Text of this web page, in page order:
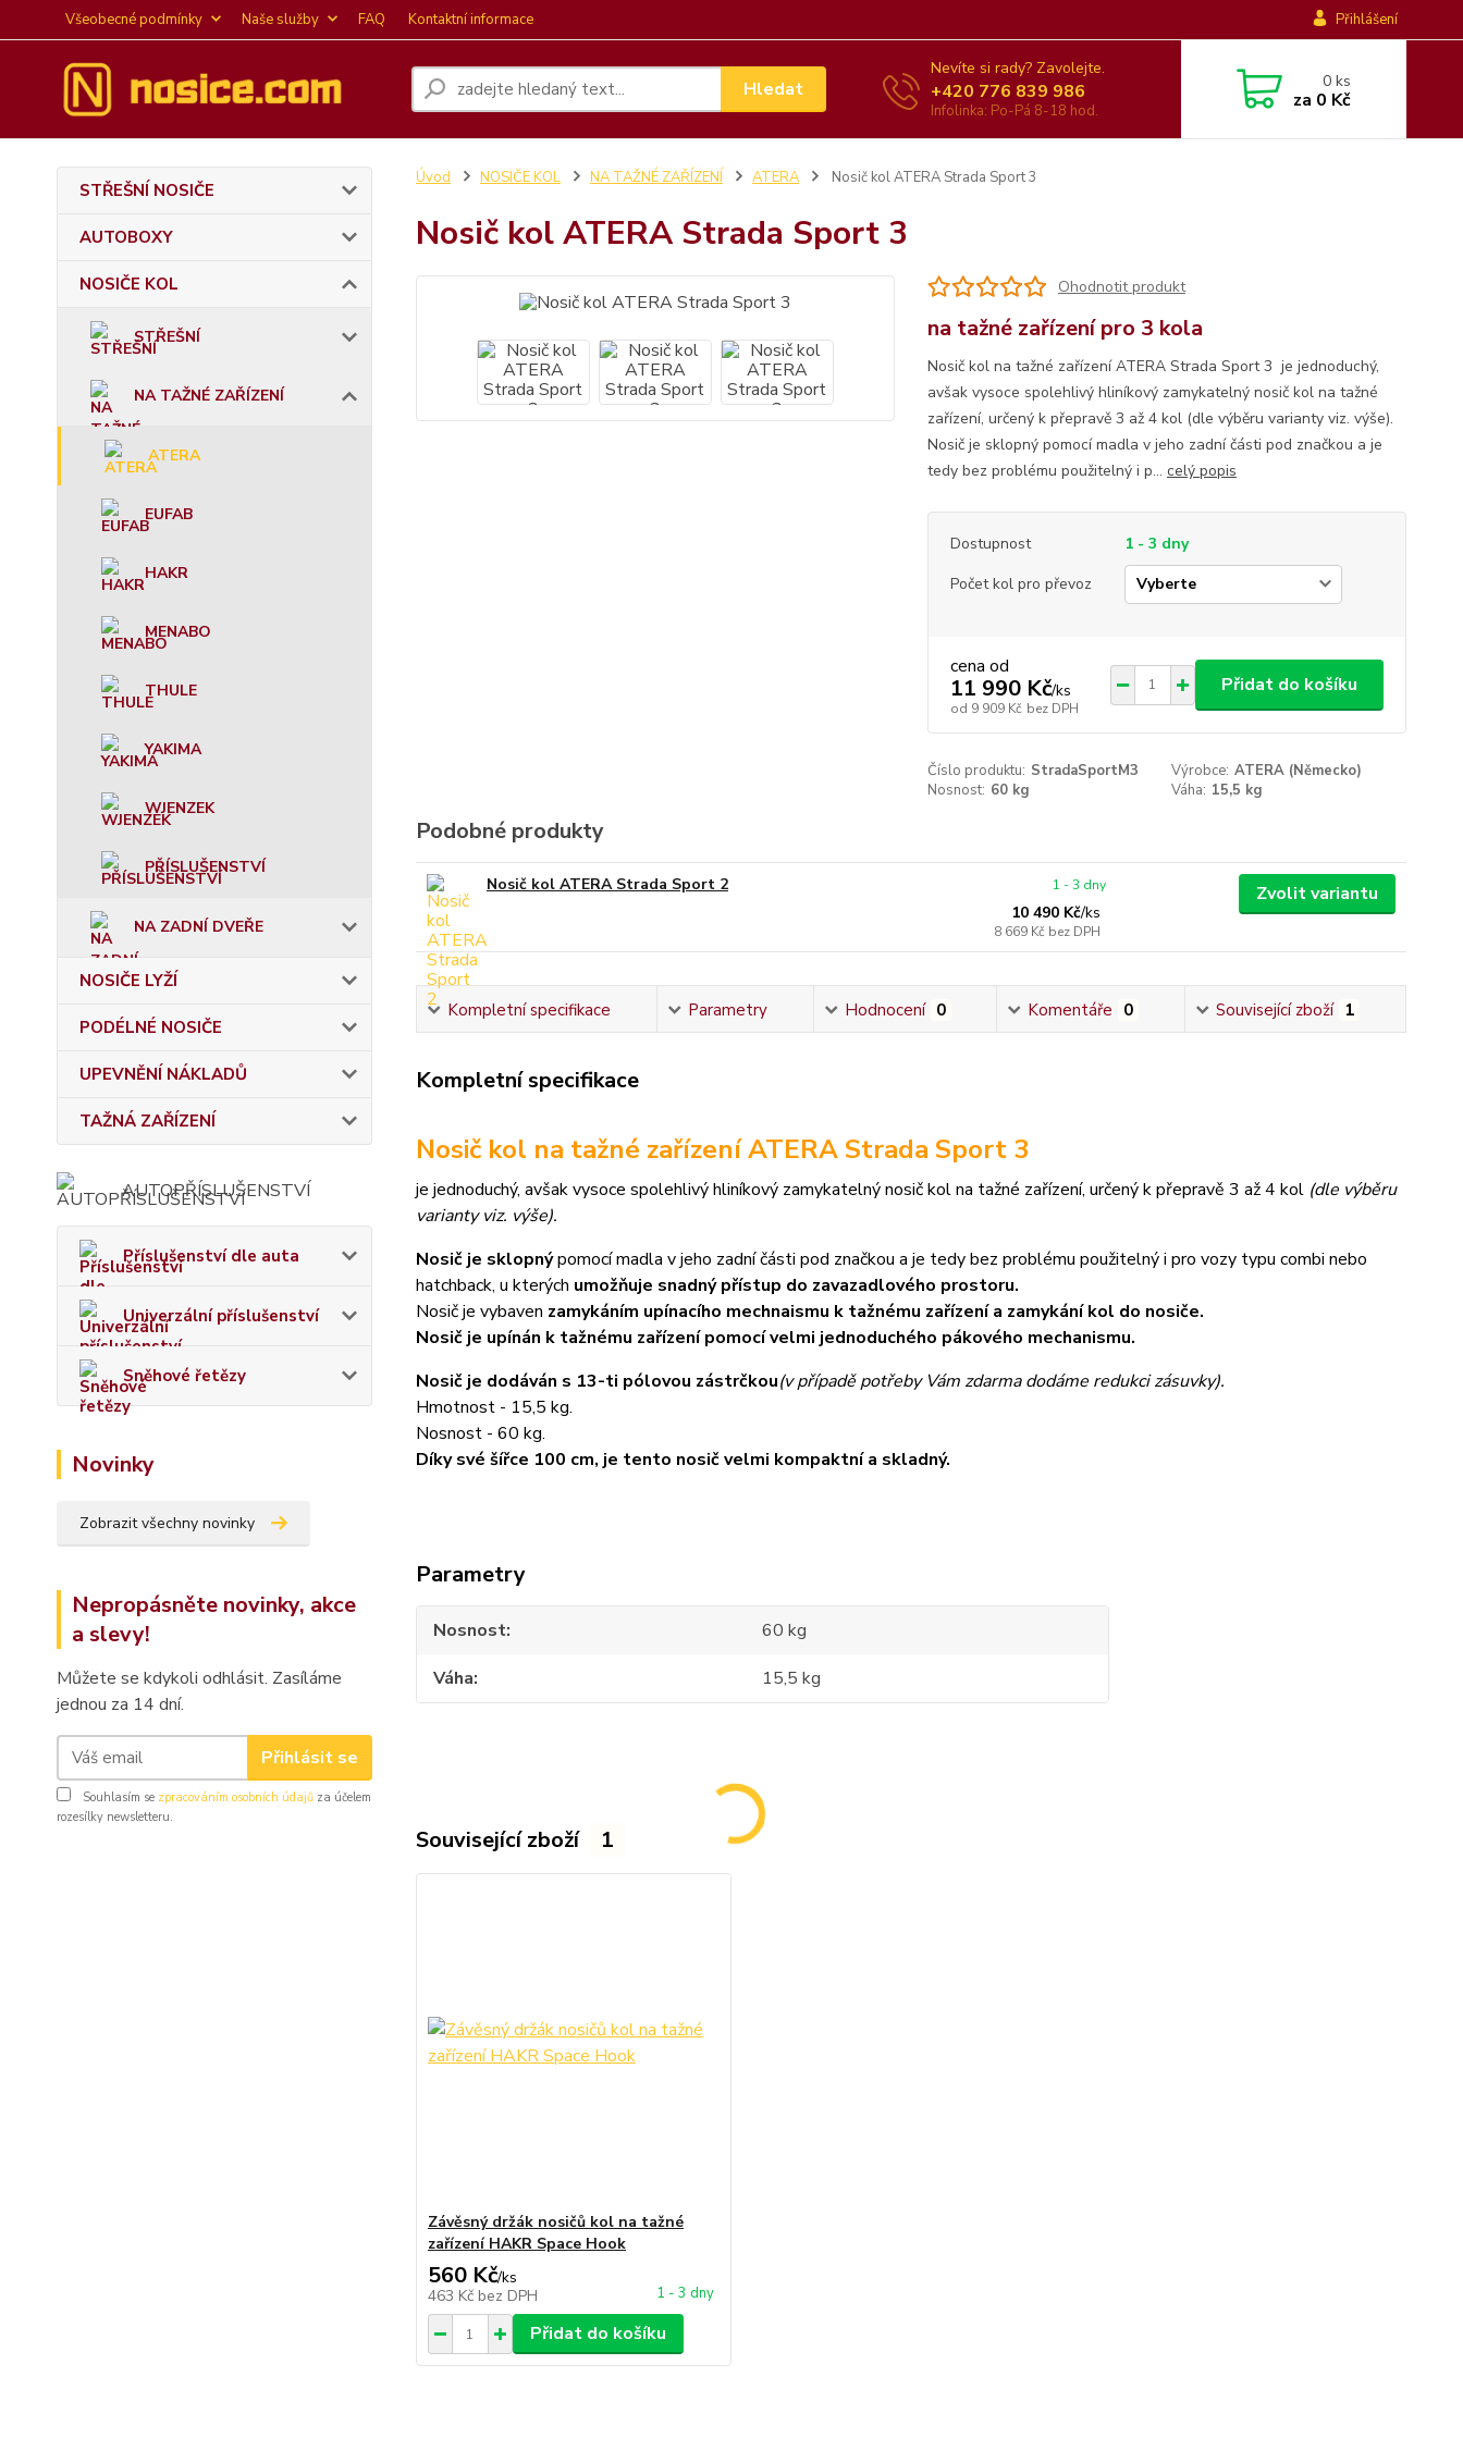
Všeobecné podmínky Naše služby FAQ Kontaktní informace Přihlášení
Hledat
Nevíte si rady? Zavolejte.
+420 776 839 986
Infolinka: Po-Pá 8-18 hod.
0ks
za 0 Kč
STŘEŠNÍ NOSIČE
AUTOBOXY
NOSIČE KOL
STŘEŠNÍ
NA TAŽNÉ ZAŘÍZENÍ
ATERA
EUFAB
HAKR
MENABO
THULE
YAKIMA
WJENZEK
PŘÍSLUŠENSTVÍ
NA ZADNÍ DVEŘE
NOSIČE LYŽÍ
PODÉLNÉ NOSIČE
UPEVNĚNÍ NÁKLADŮ
TAŽNÁ ZAŘÍZENÍ
AUTOPŘÍSLUŠENSTVÍ
Příslušenství dle auta
Univerzální příslušenství
Sněhové řetězy
Novinky
Zobrazit všechny novinky
Nepropásněte novinky, akce
a slevy!
Můžete se kdykoli odhlásit. Zasíláme
jednou za 14 dní.
Přihlásit se
Souhlasím se zpracováním osobních údajů za účelem
rozesílky newsletteru.
Úvod NOSIČE KOL NA TAŽNÉ ZAŘÍZENÍ ATERA Nosič kol ATERA Strada Sport 3
Nosič kol ATERA Strada Sport 3
Ohodnotit produkt
na tažné zařízení pro 3 kola
Nosič kol na tažné zařízení ATERA Strada Sport 3 je jednoduchý,
avšak vysoce spolehlivý hliníkový zamykatelný nosič kol na tažné
zařízení, určený k přepravě 3 až 4 kol (dle výběru varianty viz. výše).
Nosič je sklopný pomocí madla v jeho zadní části pod značkou a je
tedy bez problému použitelný i p... celý popis
Dostupnost
1 - 3 dny
Počet kol pro převoz
cena od
11 990 Kč/ks
od 9 909 Kč bez DPH
Přidat do košíku
Číslo produktu: StradaSportM3 Výrobce: ATERA (Německo)
Nosnost: 60 kg Váha: 15,5 kg
Podobné produkty
Nosič kol ATERA Strada Sport 2
10 490 Kč/ks
8 669 Kč bez DPH
1 - 3 dny Zvolit variantu
Kompletní specifikace Parametry Hodnocení 0 Komentáře 0 Související zboží 1
Kompletní specifikace
Nosič kol na tažné zařízení ATERA Strada Sport 3
je jednoduchý, avšak vysoce spolehlivý hliníkový zamykatelný nosič kol na tažné zařízení, určený k přepravě 3 až 4 kol (dle výběru
varianty viz. výše).
Nosič je sklopnýpomocí madla v jeho zadní části pod značkou a je tedy bez problému použitelný i pro vozy typu combi nebo
hatchback, u kterých umožňuje snadný přístup do zavazadlového prostoru.
Nosič je vybaven zamykáním upínacího mechnaismu k tažnému zařízení a zamykání kol do nosiče.
Nosič je upínán k tažnému zařízení pomocí velmi jednoduchého pákového mechanismu.
Nosič je dodáván s 13-ti pólovou zástrčkou(v případě potřeby Vám zdarma dodáme redukci zásuvky).
Hmotnost - 15,5 kg.
Nosnost - 60 kg.
Díky své šířce 100 cm, je tento nosič velmi kompaktní a skladný.
Parametry
Nosnost
60 kg
Váha
15,5 kg
Související zboží 1
Závěsný držák nosičů kol na tažné
zařízení HAKR Space Hook
560 Kč/ks
463 Kč bez DPH 1 - 3 dny
Přidat do košíku